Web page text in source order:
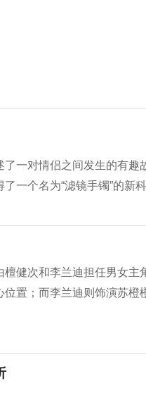
一对情侣之间发生的有趣
一个名为“滤镜手镯”的新
健次和李兰迪担任男女
置；而李兰迪则饰演苏橙